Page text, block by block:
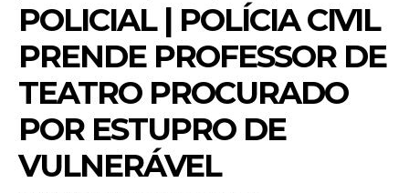
POLICIAL | POLÍCIA CIVIL
PRENDE PROFESSOR DE
TEATRO PROCURADO
POR ESTUPRO DE
VULNERÁVEL